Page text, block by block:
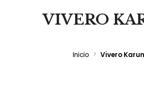
VIVERO
Inicio Vivero Karun